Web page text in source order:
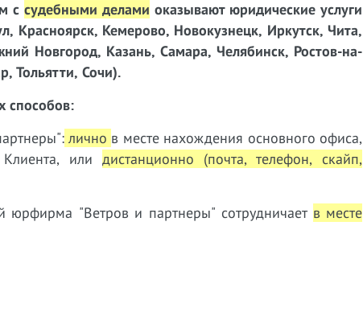
ссудебными делами оказывают юридические услуги
Красноярск, Кемерово, Новокузнецк, Иркутск, Чита,
Новгород, Казань, Самара, Челябинск, Ростов-на-
Тольятти, Сочи).
способов:
лично в месте нахождения основного офиса,
или дистанционно (почта, телефон, скайп,
"Ветров и партнеры" сотрудничает в месте